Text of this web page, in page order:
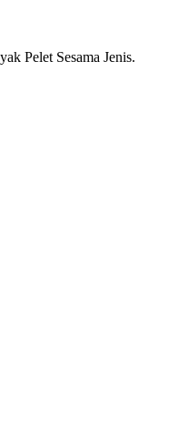
Pelet Sesama Jenis.